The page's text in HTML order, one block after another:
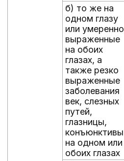
б) то же на
одном глазу
или умеренно
выраженные
на обоих
глазах, а
также резко
выраженные
заболевания
век, слезных
путей,
глазницы,
конъюнктивы
на одном или
обоих глазах